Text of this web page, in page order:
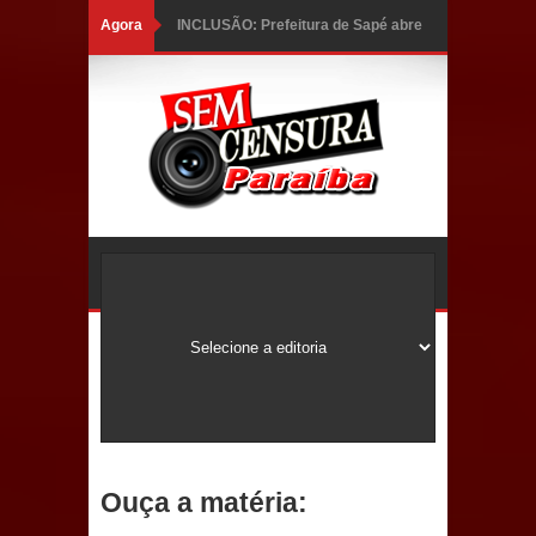
Agora INCLUSÃO: Prefeitura de Sapé abre
Social; veja documentação
necessária!
Ouça a matéria: